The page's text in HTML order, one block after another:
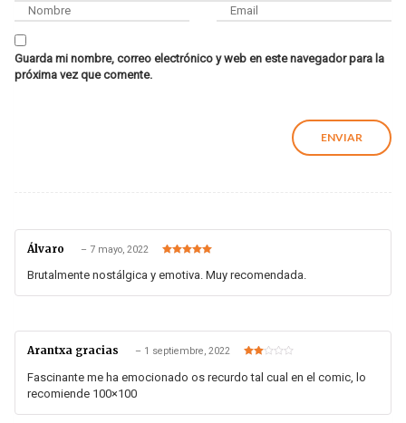
Guarda mi nombre, correo electrónico y web en este navegador para la
próxima vez que comente.
Álvaro – 7 mayo, 2022
de 5
Brutalmente nostálgica y emotiva. Muy recomendada.
Arantxa gracias – 1 septiembre, 2022
en2
de 5
Fascinante me ha emocionado os recurdo tal cual en el comic, lo
recomiende 100×100